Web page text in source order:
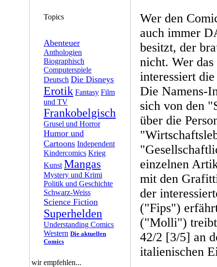
Topics
Abenteuer
Anthologien
Biographisch
Computerspiele
Deutsch Die Disneys
Erotik Fantasy Film
und TV
Frankobelgisch
Grusel und Horror
Humor und
Cartoons Independent
Kindercomics Krieg
Kunst Mangas
Mystery und Krimi
Politik und Geschichte
Schwarz-Weiss
Science Fiction
Superhelden
Understanding Comics
Western Die aktuellen
Comics
wir empfehlen...
Wer den
auch immer
besitzt, der
nicht. Wer
interessiert
Die Namens-
sich von den
über die
einzelnen
mit den
der
("Fips")
("Molli") treibt
42/2 [3/5] an
italienischen